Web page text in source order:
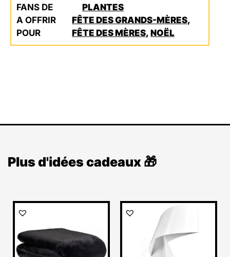
FANS DE
PLANTES
A OFFRIR
POUR
FÊTE DES GRANDS-MÈRES,
FÊTE DES MÈRES, NOËL
Plus d'idées cadeaux 🎁